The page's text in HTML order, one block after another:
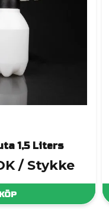
låg friktion
tvättredskapen
ytor:
av fälgar
galler och
1,5 Liters
/ Stykke
KÖP